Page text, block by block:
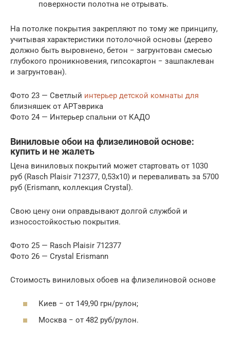
поверхности полотна не отрывать.
На потолке покрытия закрепляют по тому же принципу,
учитывая характеристики потолочной основы (дерево
должно быть выровнено, бетон − загрунтован смесью
глубокого проникновения, гипсокартон − зашпаклеван
и загрунтован).
Фото 23 — Светлый интерьер детской комнаты для
близняшек от АРTэврика
Фото 24 — Интерьер спальни от КАДО
Виниловые обои на флизелиновой основе:
купить и не жалеть
Цена виниловых покрытий может стартовать от 1030
руб (Rasch Plaisir 712377, 0,53х10) и переваливать за 5700
руб (Erismann, коллекция Crystal).
Свою цену они оправдывают долгой службой и
износостойкостью покрытия.
Фото 25 — Rasch Plaisir 712377
Фото 26 — Crystal Erismann
Стоимость виниловых обоев на флизелиновой основе
Киев − от 149,90 грн/рулон;
Москва − от 482 руб/рулон.